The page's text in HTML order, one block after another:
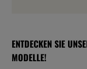
ENTDECKEN SIE
MODELLE!